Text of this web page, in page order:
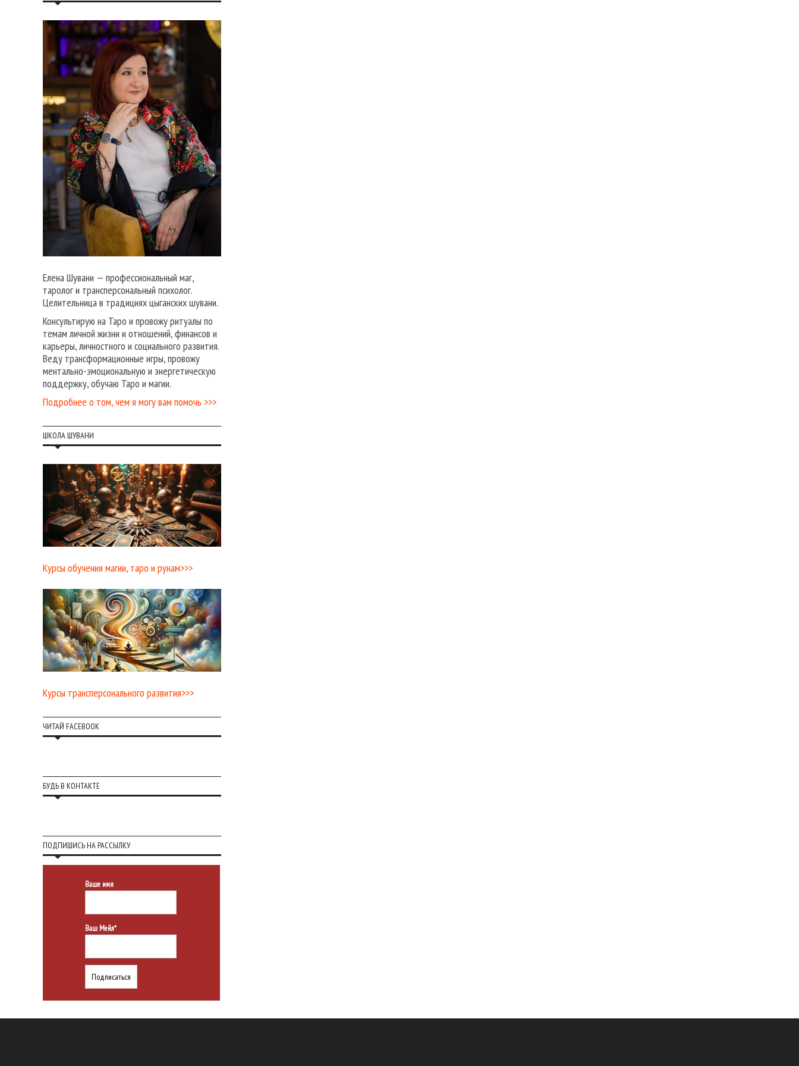
Елена Шувани — профессиональный маг,
таролог и трансперсональный психолог.
Целительница в традициях цыганских шувани.
Консультирую на Таро и провожу ритуалы по
темам личной жизни и отношений, финансов и
карьеры, личностного и социального развития.
Веду трансформационные игры, провожу
ментально-эмоциональную и энергетическую
поддержку, обучаю Таро и магии.
Подробнее о том, чем я могу вам помочь >>>
ШКОЛА ШУВАНИ
Курсы обучения магии, таро и рунам>>>
Курсы трансперсонального развития>>>
ЧИТАЙ FACEBOOK
БУДЬ В КОНТАКТЕ
ПОДПИШИСЬ НА РАССЫЛКУ
Ваше имя
Ваш Мейл*